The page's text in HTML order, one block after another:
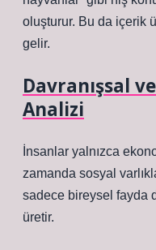
oluşturur. Bu da içerik
gelir.
Davranışsal
Analizi
İnsanlar yalnızca
zamanda sosyal
sadece bireysel fayda
üretir.